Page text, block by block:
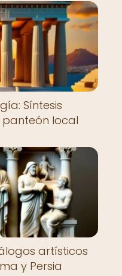
Síntesis
local
artísticos
y Persia